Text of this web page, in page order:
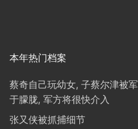
本年热门档案
蔡奇自己玩幼女, 子蔡尔津被
于朦胧, 军方将很快介入
张又侠被抓捕细节